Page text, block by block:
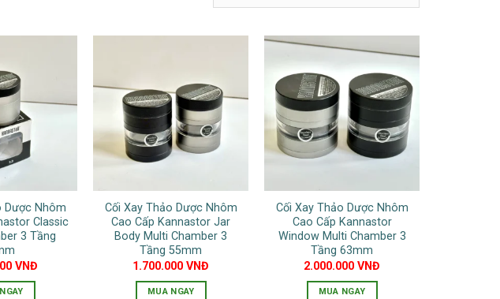
Dược Nhôm
Classic
3 Tầng
VNĐ
Cối Xay Thảo Dược Nhôm
Cao Cấp Kannastor Jar
Body Multi Chamber 3
Tầng 55mm
1.700.000VNĐ
MUA NGAY
Cối Xay Thảo Dược Nhôm
Cao Cấp Kannastor
Window Multi Chamber 3
Tầng 63mm
2.000.000VNĐ
MUA NGAY